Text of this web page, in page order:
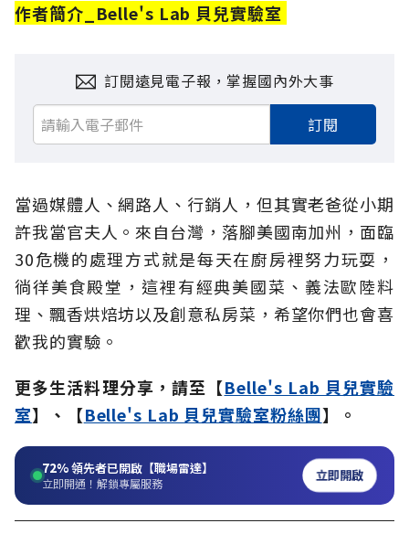
作者簡介_Belle's Lab 貝兒實驗室
訂閱遠見電子報，掌握國內外大事
訂閱
當過媒體人、網路人、行銷人，但其實老爸從小期
許我當官夫人。來自台灣，落腳美國南加州，面臨
30危機的處理方式就是每天在廚房裡努力玩耍，
徜徉美食殿堂，這裡有經典美國菜、義法歐陸料
理、飄香烘焙坊以及創意私房菜，希望你們也會喜
歡我的實驗。
更多生活料理分享，請至【Belle's Lab 貝兒實驗
室】、【Belle's Lab 貝兒實驗室粉絲團】。
72%領先者已開啟【職場雷達】
立即開通！解鎖專屬服務 立即開啟